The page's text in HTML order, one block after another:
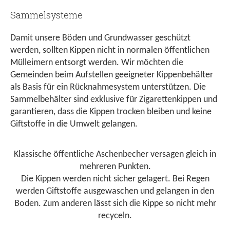
Sammelsysteme
Damit unsere Böden und Grundwasser geschützt
werden, sollten Kippen nicht in normalen öffentlichen
Mülleimern entsorgt werden. Wir möchten die
Gemeinden beim Aufstellen geeigneter Kippenbehälter
als Basis für ein Rücknahmesystem unterstützen. Die
Sammelbehälter sind exklusive für Zigarettenkippen und
garantieren, dass die Kippen trocken bleiben und keine
Giftstoffe in die Umwelt gelangen.
Klassische öffentliche Aschenbecher versagen gleich in
mehreren Punkten.
Die Kippen werden nicht sicher gelagert. Bei Regen
werden Giftstoffe ausgewaschen und gelangen in den
Boden. Zum anderen lässt sich die Kippe so nicht mehr
recyceln.